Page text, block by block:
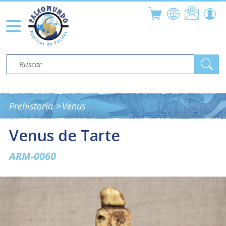
Prehistoria Venus
Venus de Tarte
ARM-0060